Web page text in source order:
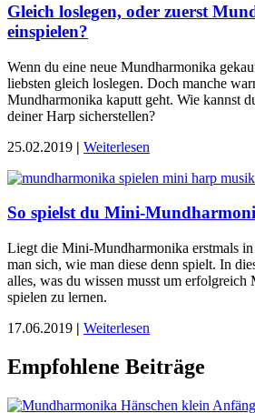
Gleich loslegen, oder zuerst
einspielen?
Wenn du eine neue Mundharmonika
liebsten gleich loslegen. Doch manche
Mundharmonika kaputt geht. Wie kannst
deiner Harp sicherstellen?
25.02.2019 | Weiterlesen
So spielst du Mini-
Liegt die Mini-Mundharmonika erstmals
man sich, wie man diese denn spielt. In
alles, was du wissen musst um
spielen zu lernen.
17.06.2019 | Weiterlesen
Empfohlene Beiträge